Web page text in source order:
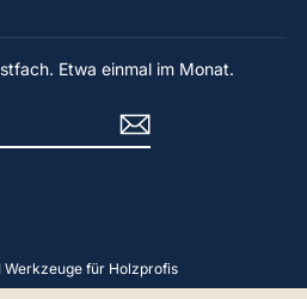
Etwa einmal im Monat.
Werkzeuge für Holzprofis